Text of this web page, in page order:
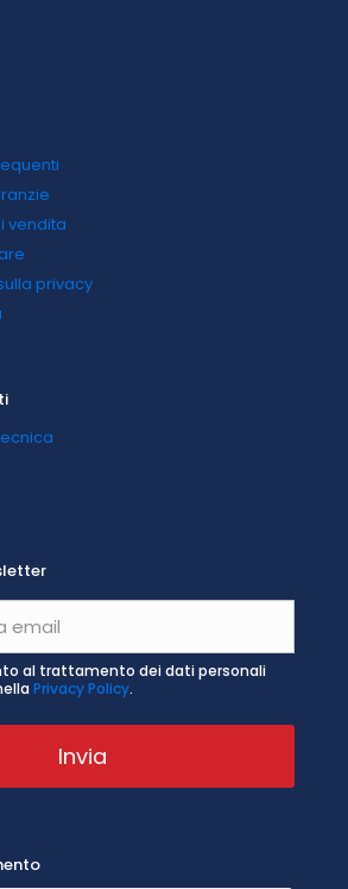
vendita
privacy
al trattamento dei dati personali
Privacy Policy.